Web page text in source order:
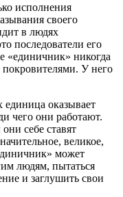
исполнения
своего
в людях
последователи его
«единичник» никогда
покровителями. У него
оказывает
чего они работают.
себе ставят
великое,
может
людям, пытаться
и заглушить свои